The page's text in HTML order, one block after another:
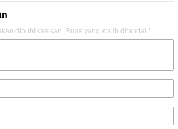
dipublikasikan. Ruas yang wajib ditandai *